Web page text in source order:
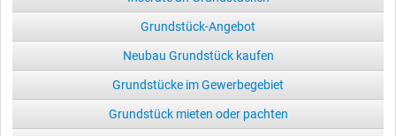
Grundstück-Angebot
Neubau Grundstück kaufen
Grundstücke im Gewerbegebiet
Grundstück mieten oder pachten